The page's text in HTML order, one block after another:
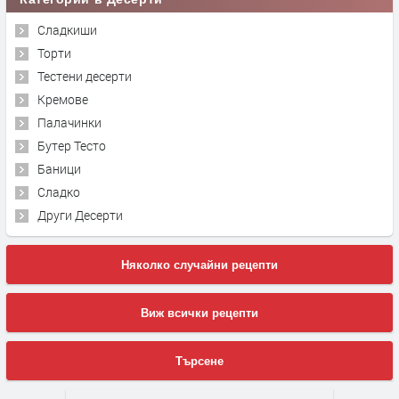
Сладкиши
Торти
Тестени десерти
Кремове
Палачинки
Бутер Тесто
Баници
Сладко
Други Десерти
Няколко случайни рецепти
Виж всички рецепти
Търсене